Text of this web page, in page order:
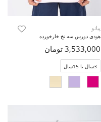
پیانو
هودی دورس سه نخ خارخورده
3,533,000 تومان
3سال تا 15سال